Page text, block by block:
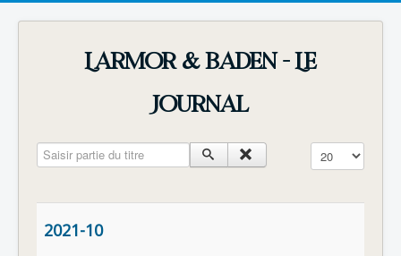
Larmor & Baden - Le
Journal
Saisir partie du titre Affichage #
2021-10